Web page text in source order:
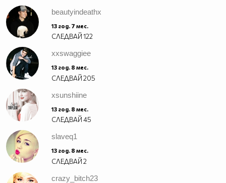
beautyindeathx
13 год. 7 мес.
СЛЕДВАЙ122
xxswaggiee
13 год. 8 мес.
СЛЕДВАЙ205
xsunshiine
13 год. 8 мес.
СЛЕДВАЙ45
slaveq1
13 год. 8 мес.
СЛЕДВАЙ2
crazy_bitch23